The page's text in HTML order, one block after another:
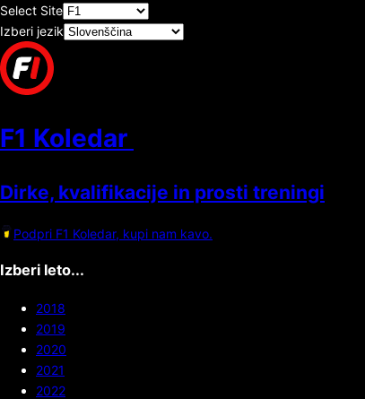
Select Site
Izberi jezik
F1 Koledar
Dirke, kvalifikacije in prosti treningi
Podpri F1 Koledar, kupi nam kavo.
Izberi leto...
2018
2019
2020
2021
2022